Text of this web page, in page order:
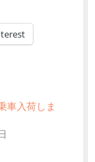
車入荷しま